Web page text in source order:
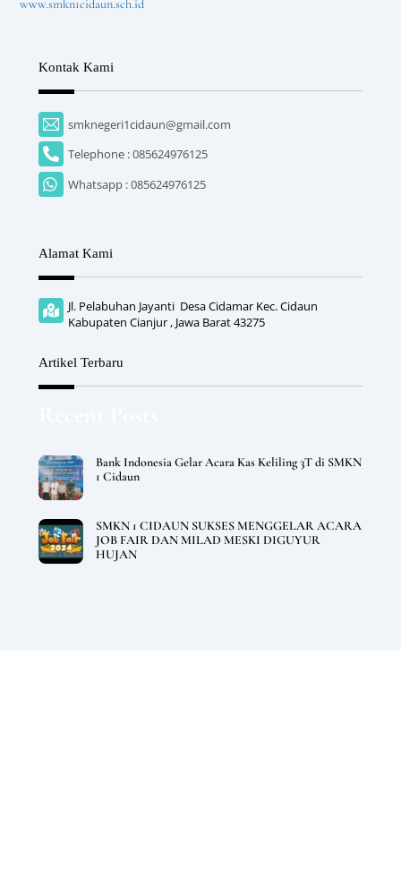
www.smkn1cidaun.sch.id
Kontak Kami
smknegeri1cidaun@gmail.com
Telephone : 085624976125
Whatsapp : 085624976125
Alamat Kami
Jl. Pelabuhan Jayanti Desa Cidamar Kec. Cidaun
Kabupaten Cianjur , Jawa Barat 43275
Artikel Terbaru
Bank Indonesia Gelar Acara Kas Keliling 3T di SMKN
1 Cidaun
SMKN 1 CIDAUN SUKSES MENGGELAR ACARA
JOB FAIR DAN MILAD MESKI DIGUYUR
HUJAN